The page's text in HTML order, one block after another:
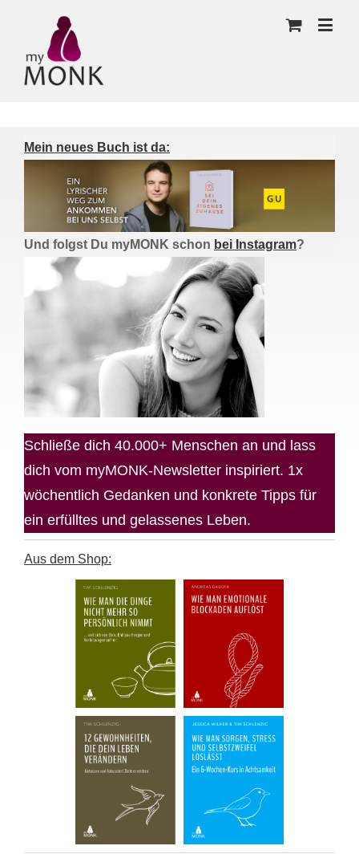
Mein neues Buch ist da:
Und folgst Du myMONK schon bei Instagram?
Schließe dich 40.000+ Menschen an und lass
dich vom myMONK-Newsletter inspiriert. 1x
wöchentlich Gedanken und konkrete Tipps für
ein erfülltes und gelassenes Leben.
Aus dem Shop: